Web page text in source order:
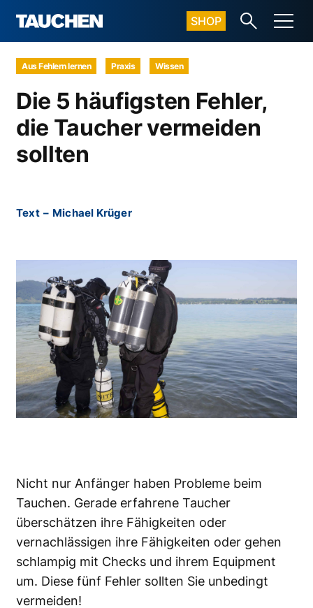
SHOP
Aus Fehlern lernen Praxis Wissen
Die 5 häufigsten Fehler,
die Taucher vermeiden
sollten
Text – Michael Krüger
Nicht nur Anfänger haben Probleme beim
Tauchen. Gerade erfahrene Taucher
überschätzen ihre Fähigkeiten oder
vernachlässigen ihre Fähigkeiten oder gehen
schlampig mit Checks und ihrem Equipment
um. Diese fünf Fehler sollten Sie unbedingt
vermeiden!